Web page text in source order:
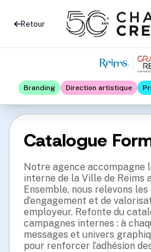
Retour
Branding Direction artistique
Catalogue
Notre agence accompagne
interne de la Ville de Reims
Ensemble, nous relevons les
d’engagement et de
employeur. Refonte du
campagnes internes : à chaque projet, naming,
messages et univers
pour renforcer l’adhésion